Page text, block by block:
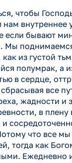
чтобы
нам внутреннее
если бывают
Мы
из густой
полумрак, а
в сердце,
сбрасывая все
жадности и
в плену
что все
тогда как
Ежедневно